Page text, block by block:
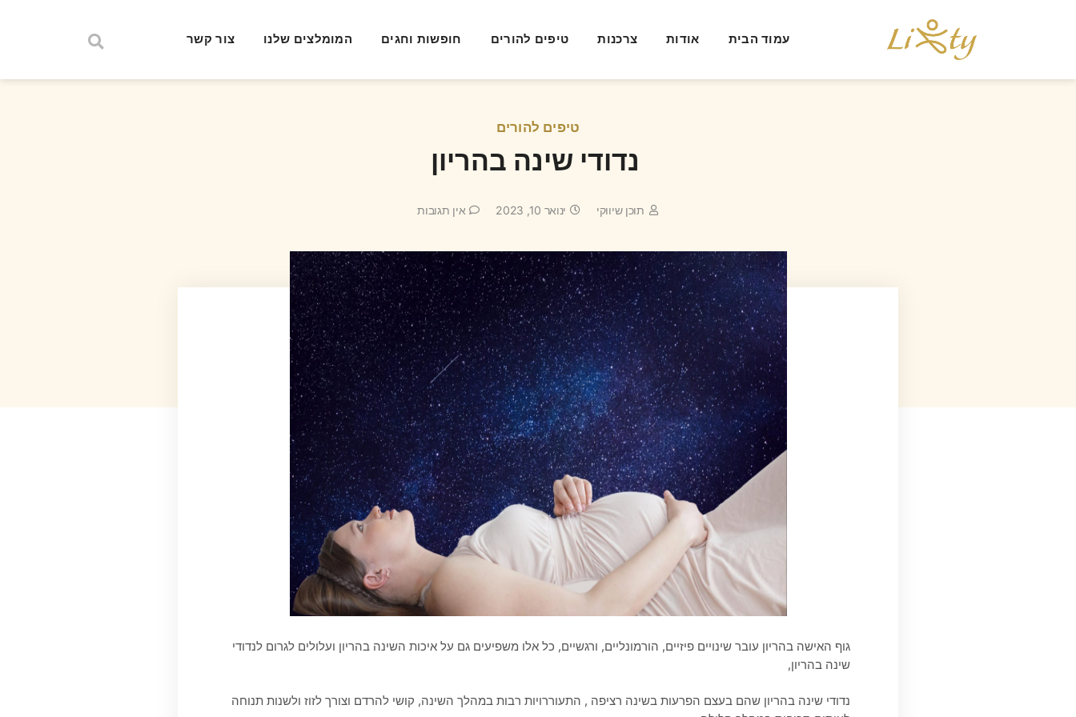
עמוד הבית אודות צרכנות טיפים להורים חופשות וחגים המומלצים שלנו צור קשר
טיפים להורים
נדודי שינה בהריון
תוכן שיווקי ינואר 10, 2023 אין תגובות
גוף האישה בהריון עובר שינויים פיזיים, הורמונליים, ורגשיים, כל אלו משפיעים גם על איכות השינה בהריון ועלולים לגרום לנדודי
שינה בהריון,
נדודי שינה בהריון שהם בעצם הפרעות בשינה רציפה , התעוררויות רבות במהלך השינה, קושי להרדם וצורך לזוז ולשנות תנוחה